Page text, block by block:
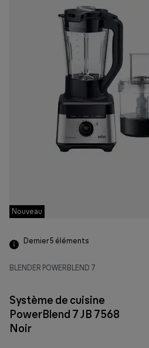
Nouveau
Dernier 5 éléments
BLENDER POWERBLEND 7
Système de cuisine
PowerBlend 7 JB 7568
Noir